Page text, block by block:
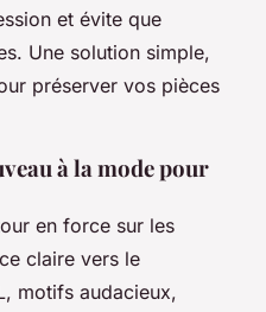
et évite que
Une solution simple,
préserver vos pièces
à la mode pour
en force sur les
claire vers le
motifs audacieux,